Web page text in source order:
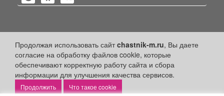
Продолжая использовать сайтchastnik-m.ru, Вы даете
согласие на обработку файлов cookie, которые
обеспечивают корректную работу сайта и сбора
информации для улучшения качества сервисов.
Что такое cookie
Политика конфиденциальности
Публикации с пометкой «Реклама», «На правах рекламы»,
«Партнёрский проект» оплачены рекламодателем.
Редакция сайта не несет ответственности за достоверность
информации, содержащейся в рекламных материалах и
объявлениях.